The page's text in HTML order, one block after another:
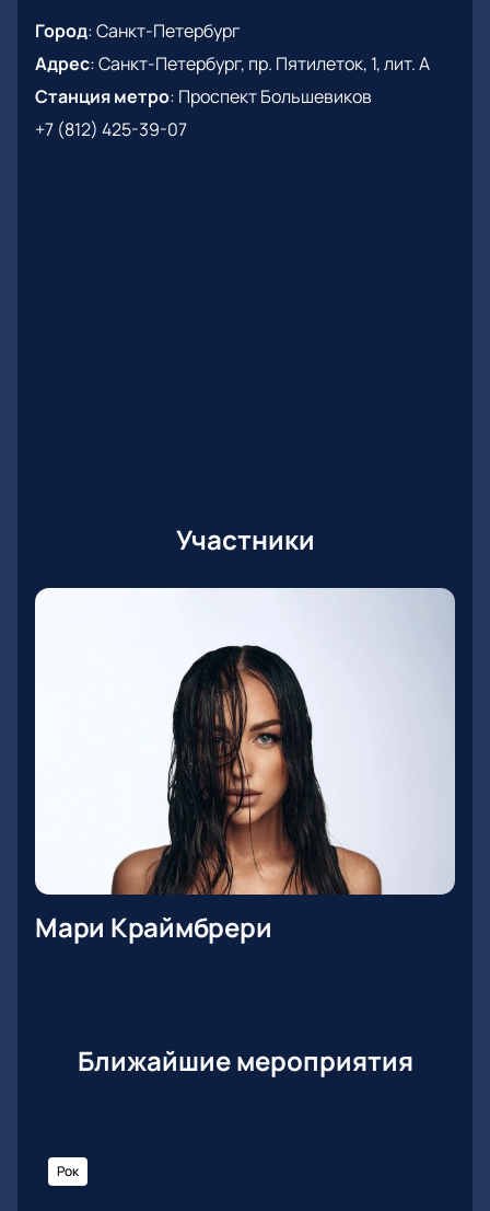
Город:Санкт-Петербург
Адрес:Санкт-Петербург, пр. Пятилеток, 1, лит. А
Станция метро: Проспект Большевиков
+7 (812) 425-39-07
Участники
Мари Краймбрери
Ближайшие мероприятия
Рок